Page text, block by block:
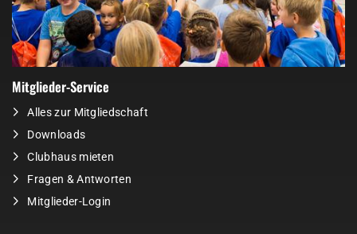
Mitglieder-Service
Alles zur Mitgliedschaft
Downloads
Clubhaus mieten
Fragen & Antworten
Mitglieder-Login